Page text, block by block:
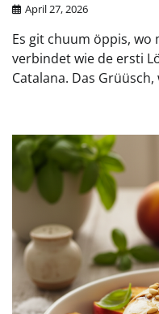
April 27, 2026
Es git chuum öppis, wo
verbindet wie de ersti
Catalana. Das